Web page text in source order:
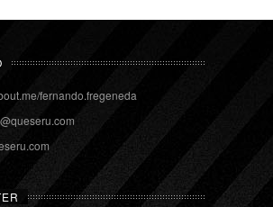
fernando.fregeneda